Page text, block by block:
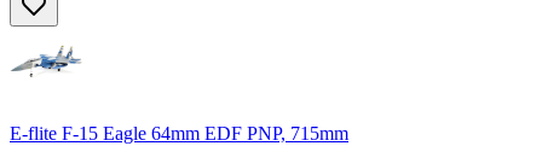
E-flite F-15 Eagle 64mm EDF PNP, 715mm